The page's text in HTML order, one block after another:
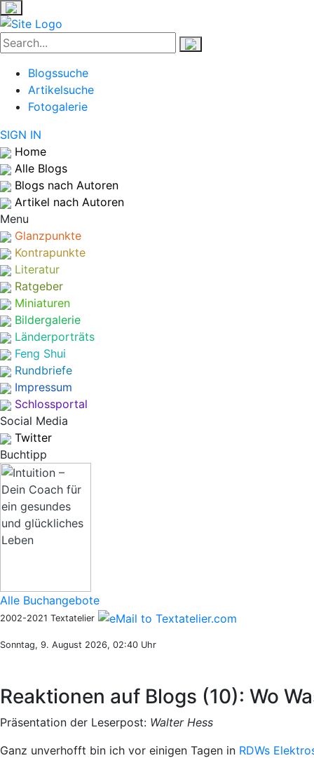
Blogssuche
Artikelsuche
Fotogalerie
SIGN IN
Home
Alle Blogs
Blogs nach Autoren
Artikel nach Autoren
Menu
Glanzpunkte
Kontrapunkte
Literatur
Ratgeber
Miniaturen
Bildergalerie
Länderporträts
Feng Shui
Rundbriefe
Impressum
Schlossportal
Social Media
Twitter
Buchtipp
Alle Buchangebote
2002-2021 Textatelier
Sonntag, 9. August 2026, 02:40 Uhr
Reaktionen auf Blogs (10): Wo
Präsentation der Leserpost: Walter Hess
Ganz unverhofft bin ich vor einigen Tagen in RDWs